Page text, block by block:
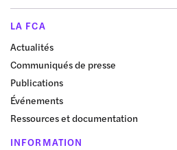
LA FCA
Actualités
Communiqués de presse
Publications
Événements
Ressources et documentation
INFORMATION